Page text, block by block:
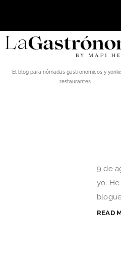
El blog para nómadas gastronómicos y
restaurantes
9 de
yo.
READ